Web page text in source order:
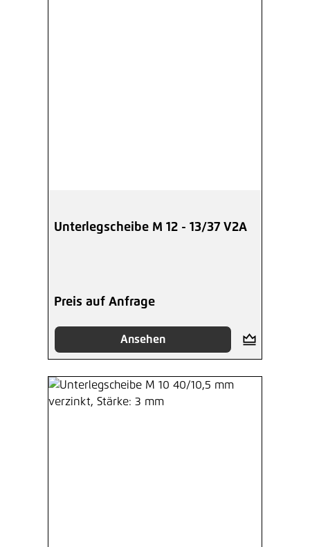
Unterlegscheibe M 12 - 13/37 V2A
Preis auf Anfrage
Ansehen